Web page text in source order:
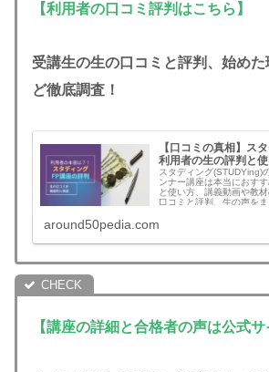
【利用者の口コミ評判はこちら】
受講生の生の口コミと評判、始め
ど徹底調査！
【口コミの真相】ス
利用者の生の評判と
スタディング(STUDYing)
ンナー講座は本当におす
と使い方、講義動画や教
口コミと評判、生の声を
around50pedia.com
【講座の詳細と合格者の声は公式サ